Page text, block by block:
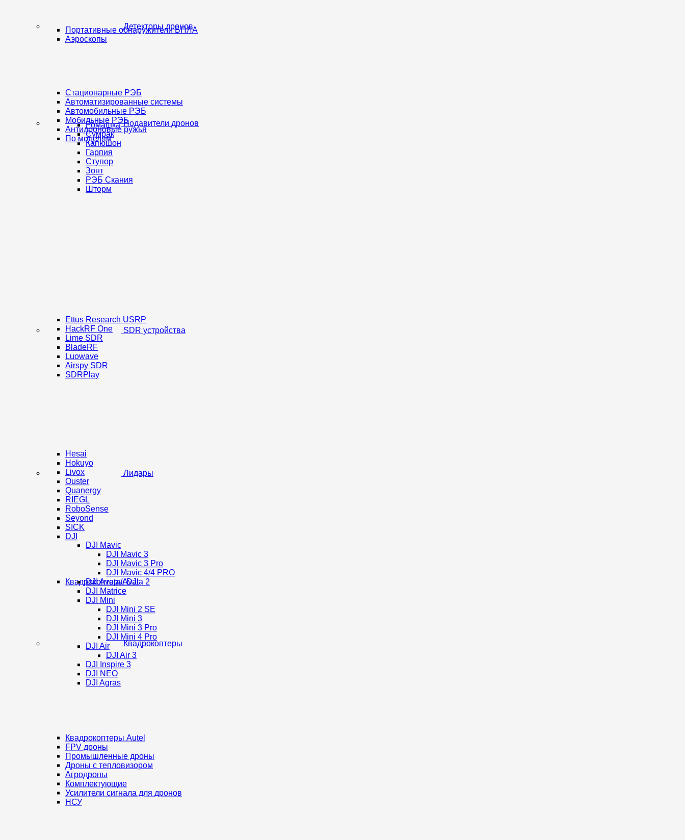
Детекторы дронов
Портативные обнаружители БПЛА
Аэроскопы
Подавители дронов
Стационарные РЭБ
Автоматизированные системы
Автомобильные РЭБ
Мобильные РЭБ
Антидроновые ружья
По моделям
Ромашка
Сумрак
Капюшон
Гарпия
Ступор
Зонт
РЭБ Скания
Шторм
SDR устройства
Ettus Research USRP
HackRF One
Lime SDR
BladeRF
Luowave
Airspy SDR
SDRPlay
Лидары
Hesai
Hokuyo
Livox
Ouster
Quanergy
RIEGL
RoboSense
Seyond
SICK
DJI
Квадрокоптеры
Квадрокоптеры DJI
DJI Mavic
DJI Mavic 3
DJI Mavic 3 Pro
DJI Mavic 4/4 PRO
DJI Avata/Avata 2
DJI Matrice
DJI Mini
DJI Mini 2 SE
DJI Mini 3
DJI Mini 3 Pro
DJI Mini 4 Pro
DJI Air
DJI Air 3
DJI Inspire 3
DJI NEO
DJI Agras
Квадрокоптеры Autel
FPV дроны
Промышленные дроны
Дроны с тепловизором
Агродроны
Комплектующие
Усилители сигнала для дронов
НСУ